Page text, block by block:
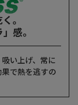
。
感。
い上げ、常に
で熱を逃すの